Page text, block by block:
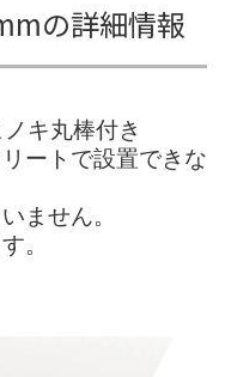
の詳細情報
キ丸棒付き
ートで設置できな
ません。
。